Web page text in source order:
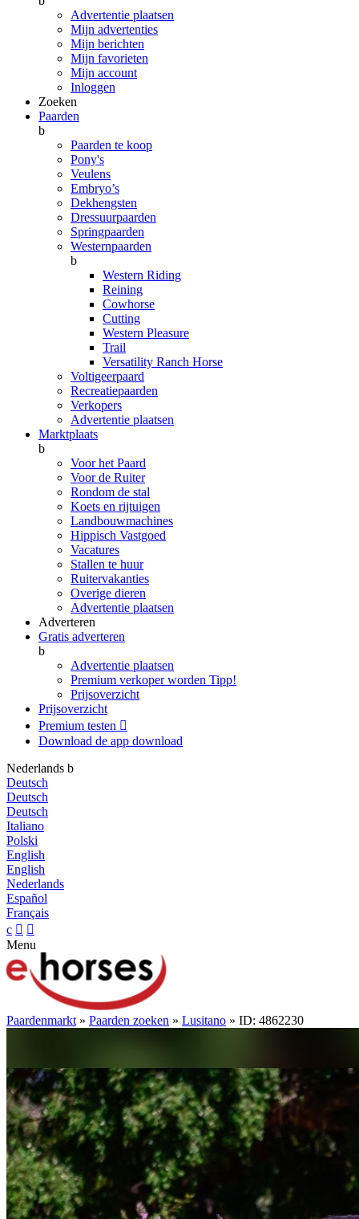
Advertentie plaatsen
Mijn advertenties
Mijn berichten
Mijn favorieten
Mijn account
Inloggen
Zoeken
Paarden
b
Paarden te koop
Pony's
Veulens
Embryo’s
Dekhengsten
Dressuurpaarden
Springpaarden
Westernpaarden
b
Western Riding
Reining
Cowhorse
Cutting
Western Pleasure
Trail
Versatility Ranch Horse
Voltigeerpaard
Recreatiepaarden
Verkopers
Advertentie plaatsen
Marktplaats
b
Voor het Paard
Voor de Ruiter
Rondom de stal
Koets en rijtuigen
Landbouwmachines
Hippisch Vastgoed
Vacatures
Stallen te huur
Ruitervakanties
Overige dieren
Advertentie plaatsen
Adverteren
Gratis adverteren
b
Advertentie plaatsen
Premium verkoper worden Tipp!
Prijsoverzicht
Prijsoverzicht
Premium testen 
Download de app download
Nederlands b
Deutsch
Deutsch
Deutsch
Italiano
Polski
English
English
Nederlands
Español
Français
c  
Menu
Paardenmarkt » Paarden zoeken » Lusitano » ID: 4862230